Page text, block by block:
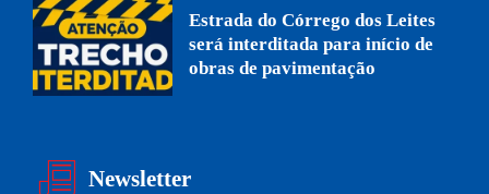
Estrada do Córrego dos Leites
será interditada para início de
obras de pavimentação
Newsletter